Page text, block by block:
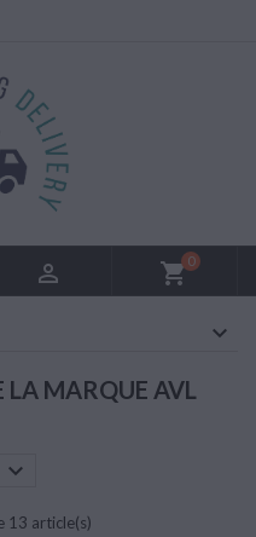
 shopping_cart0
LA MARQUE AVL

13 article(s)